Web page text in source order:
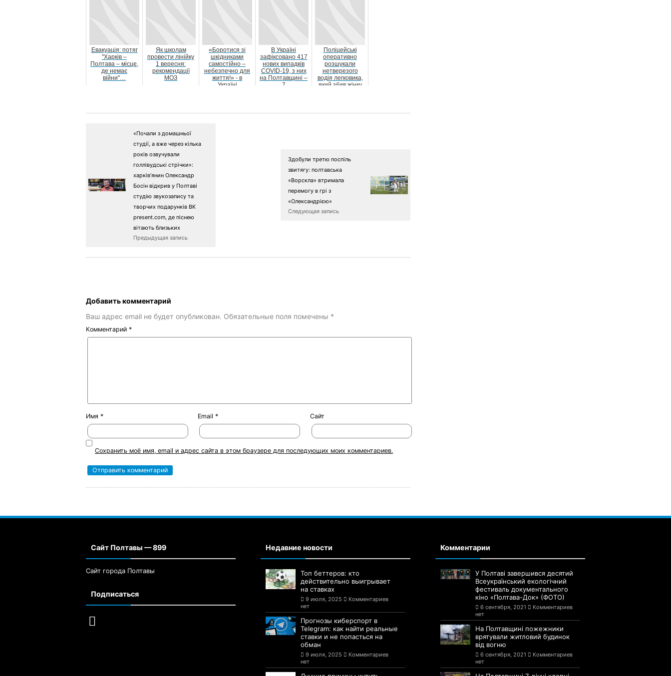
Евакуація: потяг
"Харків –
Полтава – місце,
де немає
війни"…
Як школам
провести лінійку
1 вересня:
рекомендації
МОЗ
«Боротися зі
шкідниками
самостійно –
небезпечно для
життя!» - в
Україні
В Україні
зафіксовано 417
нових випадків
COVID-19, з них
на Полтавщині –
7
Поліцейські
оперативно
розшукали
нетверезого
водія легковика,
який збив жінку
«Почали з домашньої
студії, а вже через кілька
років озвучували
голлівудські стрічки»:
харків’янин Олександр
Босін відкрив у Полтаві
студію звукозапису та
творчих подарунків BK
present.com, де піснею
вітають близьких
Предыдущая запись
Здобули третю поспіль
звитягу: полтавська
«Ворскла» втримала
перемогу в грі з
«Олександрією»
Следующая запись
Добавить комментарий
Ваш адрес email не будет опубликован. Обязательные поля помечены *
Комментарий *
Имя * Email* Сайт
Сохранить моё имя, email и адрес сайта в этом браузере для последующих моих комментариев.
Сайт Полтавы — 899
Сайт города Полтавы
Подписаться
Недавние новости
Топ беттеров: кто
действительно выигрывает
на ставках
9 июля, 2025
Комментариев
нет
Прогнозы киберспорт в
Telegram: как найти реальные
ставки и не попасться на
обман
9 июля, 2025
Комментариев
нет
Комментарии
У Полтаві завершився десятий
Всеукраїнський екологічний
фестиваль документального
кіно «Полтава-Док» (ФОТО)
6 сентября, 2021
Комментариев
нет
На Полтавщині пожежники
врятували житловий будинок
від вогню
6 сентября, 2021
Комментариев
нет